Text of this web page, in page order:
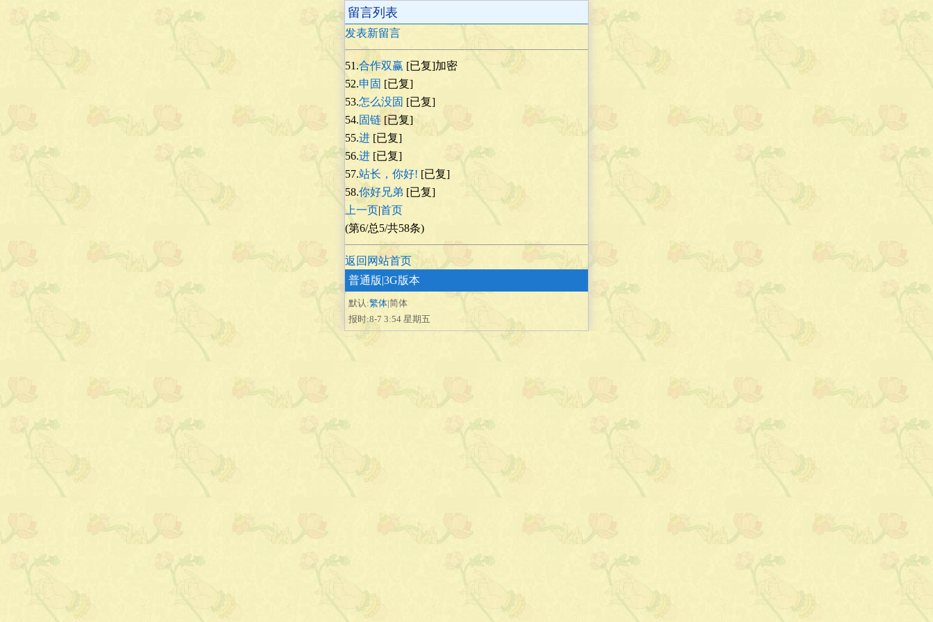
留言列表
发表新留言
51.合作双赢 [已复]加密
52.申固 [已复]
53.怎么没固 [已复]
54.固链 [已复]
55.进 [已复]
56.进 [已复]
57.站长，你好! [已复]
58.你好兄弟 [已复]
上一页|首页
(第6/总5/共58条)
返回网站首页
普通版|3G版本
默认:繁体|简体
报时:8-7 3:54 星期五